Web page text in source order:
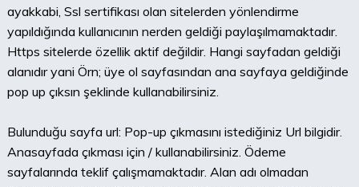
ayakkabi, Ssl sertifikası olan sitelerden yönlendirme
yapıldığında kullanıcının nerden geldiği paylaşılmamaktadır.
Https sitelerde özellik aktif değildir. Hangi sayfadan geldiği
alanıdır yani Örn; üye ol sayfasından ana sayfaya geldiğinde
pop up çıksın şeklinde kullanabilirsiniz.
Bulunduğu sayfa url: Pop-up çıkmasını istediğiniz Url bilgidir.
Anasayfada çıkması için / kullanabilirsiniz. Ödeme
sayfalarında teklif çalışmamaktadır. Alan adı olmadan